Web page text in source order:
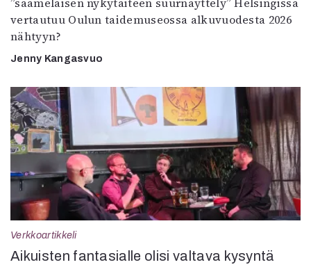
vertautuu Oulun taidemuseossa alkuvuodesta 2026
nähtyyn?
Jenny Kangasvuo
Verkkoartikkeli
Aikuisten fantasialle olisi valtava kysyntä